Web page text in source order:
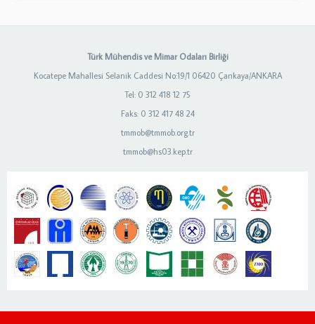
Türk Mühendis ve Mimar Odaları Birliği
Kocatepe Mahallesi Selanik Caddesi No:19/1 06420 Çankaya/ANKARA
Tel: 0 312 418 12 75
Faks: 0 312 417 48 24
tmmob@tmmob.org.tr
tmmob@hs03.kep.tr